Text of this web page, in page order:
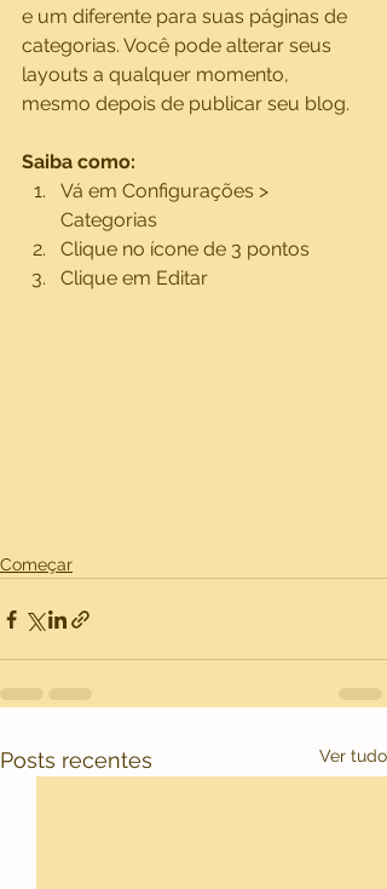
e um diferente para suas páginas de
categorias. Você pode alterar seus
layouts a qualquer momento,
mesmo depois de publicar seu blog.
Saiba como:
Vá em Configurações >
Categorias
Clique no ícone de 3 pontos
Clique em Editar
Começar
Posts recentes Ver tudo